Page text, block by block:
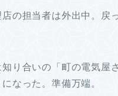
の担当者は外出中。戻
り合いの「町の電気屋
なった。準備万端。